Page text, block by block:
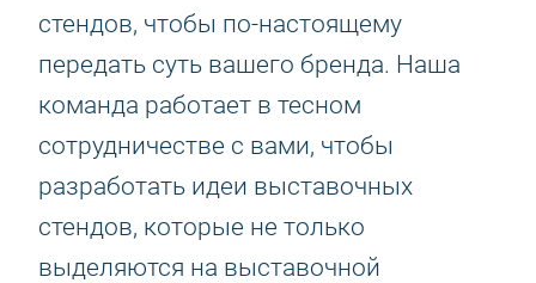
стендов, чтобы по-настоящему
передать суть вашего бренда. Наша
команда работает в тесном
сотрудничестве с вами, чтобы
разработать идеи выставочных
стендов, которые не только
выделяются на выставочной